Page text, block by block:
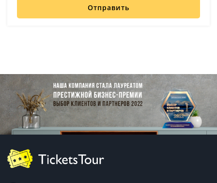
Отправить